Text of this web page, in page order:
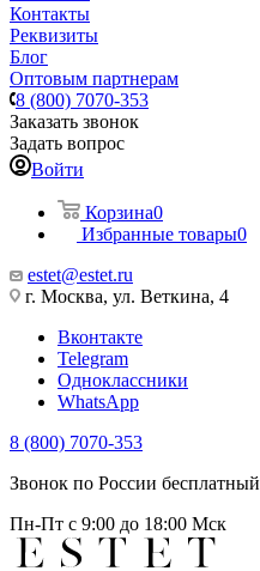
Контакты
Реквизиты
Блог
Оптовым партнерам
8 (800) 7070-353
Заказать звонок
Задать вопрос
Войти
Корзина0
Избранные товары0
estet@estet.ru
г. Москва, ул. Веткина, 4
Вконтакте
Telegram
Одноклассники
WhatsApp
8 (800) 7070-353
Звонок по России бесплатный
Пн-Пт с 9:00 до 18:00 Мск